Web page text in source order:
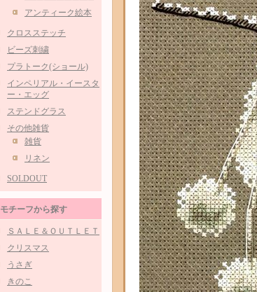
アンティーク絵本
クロスステッチ
ビーズ刺繍
プラトーク(ショール)
インペリアル・イースタ
ー・エッグ
ステンドグラス
その他雑貨
雑貨
リネン
SOLDOUT
モチーフから探す
ＳＡＬＥ＆ＯＵＴＬＥＴ
クリスマス
うさぎ
きのこ